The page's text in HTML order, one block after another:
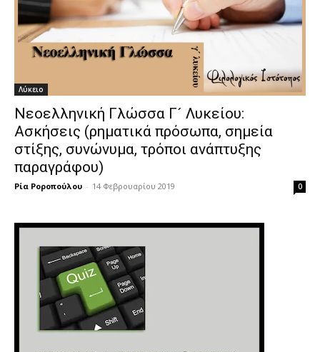
Λύκειο
Νεοελληνική Γλώσσα Γ´ Λυκείου:
Ασκήσεις (ρηματικά πρόσωπα, σημεία
στίξης, συνώνυμα, τρόποι ανάπτυξης
παραγράφου)
Ρία Ροροπούλου - 14 Φεβρουαρίου 2019 0